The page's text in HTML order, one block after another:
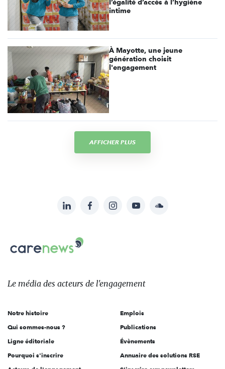
l’égalité d’accès à l’hygiène
intime
À Mayotte, une jeune
génération choisit
l'engagement
AFFICHER PLUS
sur:
LinkedInFacebookInstagramYouTubeSoundcloud
Le
des
l'engagement
Le média des acteurs de l'engagement
Notre histoire
Qui sommes-nous ?
Ligne éditoriale
Pourquoi s'inscrire
Emplois
Publications
Évènements
Annuaire des solutions RSE